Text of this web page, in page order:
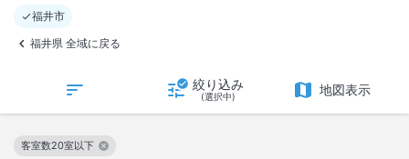
福井市
福井県 全域に戻る
絞り込み
(選択中) 地図表示
客室数20室以下
この絞り込み条件を解除